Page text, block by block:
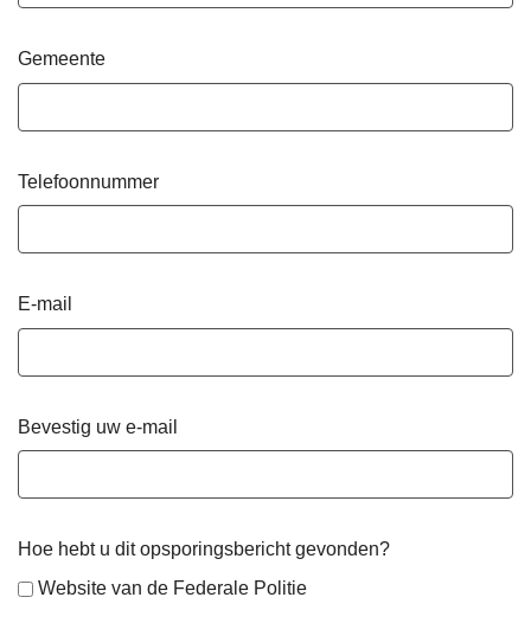
Gemeente
Telefoonnummer
E-mail
Bevestig uw e-mail
Hoe hebt u dit opsporingsbericht gevonden?
Website van de Federale Politie